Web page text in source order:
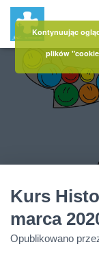
Kurs
marca
Opublikowano
Kontynuując
plików